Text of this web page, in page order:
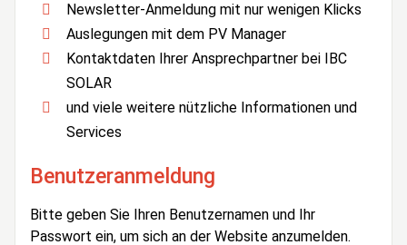
Newsletter-Anmeldung mit nur wenigen Klicks
Auslegungen mit dem PV Manager
Kontaktdaten Ihrer Ansprechpartner bei IBC
SOLAR
und viele weitere nützliche Informationen und
Services
Benutzeranmeldung
Bitte geben Sie Ihren Benutzernamen und Ihr
Passwort ein, um sich an der Website anzumelden.